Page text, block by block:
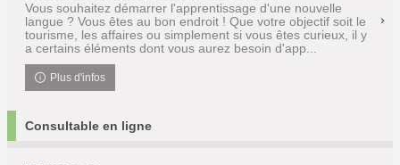
Vous souhaitez démarrer l'apprentissage d'une nouvelle
langue ? Vous êtes au bon endroit ! Que votre objectif soit le
tourisme, les affaires ou simplement si vous êtes curieux, il y
a certains éléments dont vous aurez besoin d'app...
Plus d'infos
Consultable en ligne